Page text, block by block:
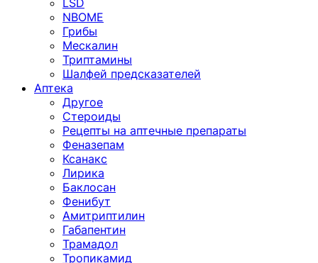
LSD
NBOME
Грибы
Мескалин
Триптамины
Шалфей предсказателей
Аптека
Другое
Стероиды
Рецепты на аптечные препараты
Феназепам
Ксанакс
Лирика
Баклосан
Фенибут
Амитриптилин
Габапентин
Трамадол
Тропикамид